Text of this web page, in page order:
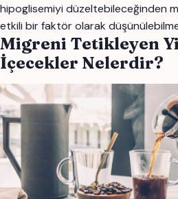
hipoglisemiyi düzeltebileceğinden
etkili bir faktör olarak
Migreni Tetikleyen
İçecekler Nelerdir?